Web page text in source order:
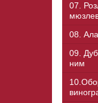
07.
08.
09.
ним